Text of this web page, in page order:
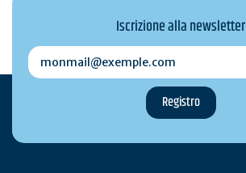
Iscrizione alla newsletter
monmail@exemple.com